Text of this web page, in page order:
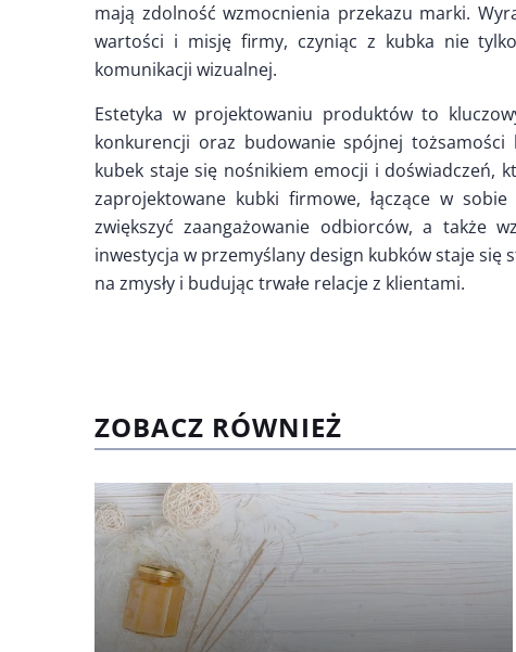
mają zdolność wzmocnienia przekazu marki.
wartości i misję firmy, czyniąc z kubka nie
komunikacji wizualnej.
Estetyka w projektowaniu produktów to
konkurencji oraz budowanie spójnej
kubek staje się nośnikiem emocji i doświadczeń,
zaprojektowane kubki firmowe, łączące w
zwiększyć zaangażowanie odbiorców, a także
inwestycja w przemyślany design kubków staje
na zmysły i budując trwałe relacje z klientami.
ZOBACZ RÓWNIEŻ